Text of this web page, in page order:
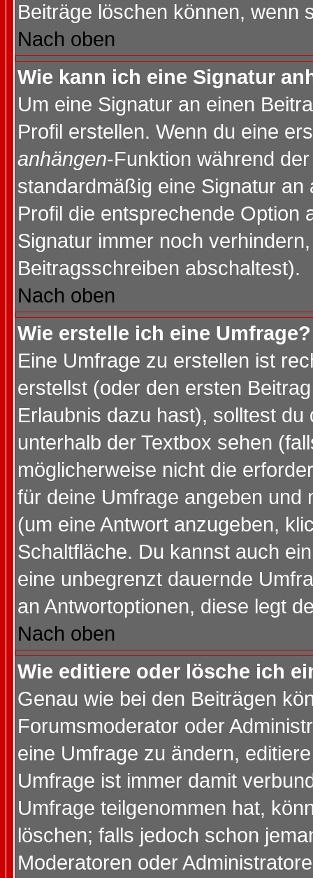
Beiträge löschen können, wenn
Nach oben
Wie kann ich eine Signatur
Um eine Signatur an einen
Profil erstellen. Wenn du eine
anhängen-Funktion während
standardmäßig eine Signatur
Profil die entsprechende Option
Signatur immer noch
Beitragsschreiben abschaltest).
Nach oben
Wie erstelle ich eine Umfrage?
Eine Umfrage zu erstellen ist
erstellst (oder den ersten
Erlaubnis dazu hast), solltest
unterhalb der Textbox sehen
möglicherweise nicht die
für deine Umfrage angeben und
(um eine Antwort anzugeben,
Schaltfläche. Du kannst auch
eine unbegrenzt dauernde
an Antwortoptionen, diese legt
Nach oben
Wie editiere oder lösche ich
Genau wie bei den Beiträgen
Forumsmoderator oder
eine Umfrage zu ändern,
Umfrage ist immer damit
Umfrage teilgenommen hat,
löschen; falls jedoch schon
Moderatoren oder